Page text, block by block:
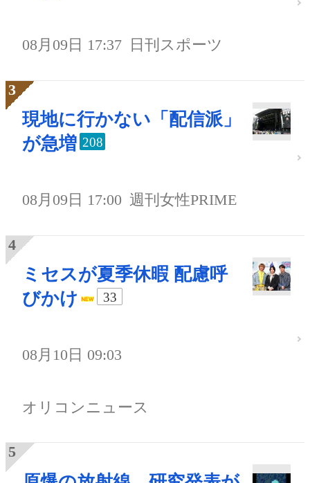
08月09日 17:37 日刊スポーツ
現地に行かない「配信派」
が急増 208
08月09日 17:00 週刊女性PRIME
ミセスが夏季休暇 配慮呼
びかけ
33
08月10日 09:03
オリコンニュース